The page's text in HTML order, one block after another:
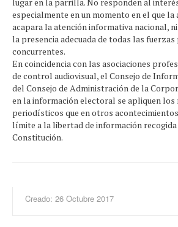
especialmente en un momento en el que
acapara la atención informativa nacional,
la presencia adecuada de todas las
concurrentes.
En coincidencia con las asociaciones
de control audiovisual, el Consejo de
del Consejo de Administración de la
en la información electoral se apliquen
periodísticos que en otros
límite a la libertad de información
Constitución.
Creado: 26 Octubre 2017